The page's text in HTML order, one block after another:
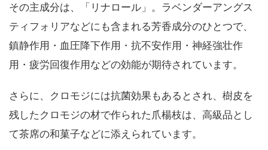
その主成分は、「リナロール」。ラベンダーアングス
ティフォリアなどにも含まれる芳香成分のひとつで、
鎮静作用・血圧降下作用・抗不安作用・神経強壮作
用・疲労回復作用などの効能が期待されています。
さらに、クロモジには抗菌効果もあるとされ、樹皮を
残したクロモジの材で作られた爪楊枝は、高級品とし
て茶席の和菓子などに添えられています。